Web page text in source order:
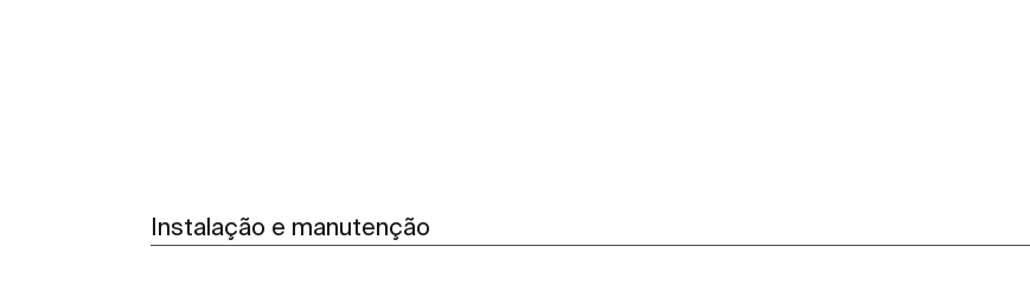
Instalação e manutenção